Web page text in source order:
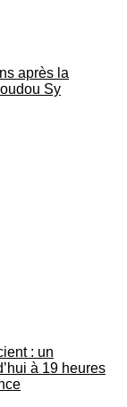
après la
Sy
: un
à 19 heures